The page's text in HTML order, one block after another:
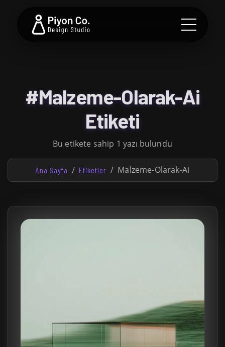
#Malzeme-Olarak-Ai
Etiketi
Bu etikete sahip 1 yazı bulundu
Ana Sayfa Etiketler Malzeme-Olarak-Ai